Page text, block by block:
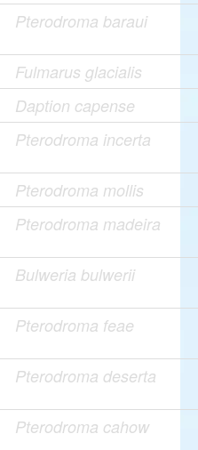
Pterodroma baraui
Fulmarus glacialis
Daption capense
Pterodroma incerta
Pterodroma mollis
Pterodroma madeira
Bulweria bulwerii
Pterodroma feae
Pterodroma deserta
Pterodroma cahow